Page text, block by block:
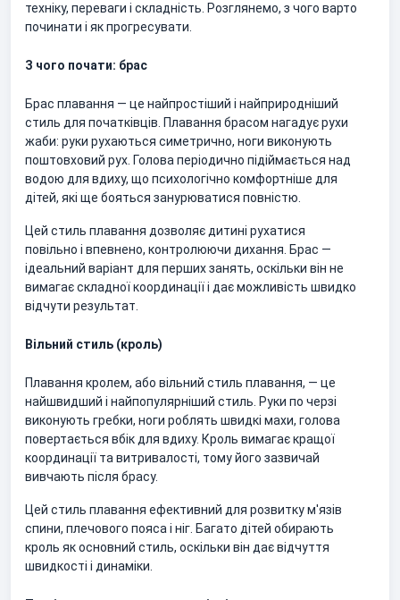
техніку, переваги і складність. Розглянемо, з чого варто
починати і як прогресувати.
З чого почати: брас
Брас плавання — це найпростіший і найприродніший
стиль для початківців. Плавання брасом нагадує рухи
жаби: руки рухаються симетрично, ноги виконують
поштовховий рух. Голова періодично підіймається над
водою для вдиху, що психологічно комфортніше для
дітей, які ще бояться занурюватися повністю.
Цей стиль плавання дозволяє дитині рухатися
повільно і впевнено, контролюючи дихання. Брас —
ідеальний варіант для перших занять, оскільки він не
вимагає складної координації і дає можливість швидко
відчути результат.
Вільний стиль (кроль)
Плавання кролем, або вільний стиль плавання, — це
найшвидший і найпопулярніший стиль. Руки по черзі
виконують гребки, ноги роблять швидкі махи, голова
повертається вбік для вдиху. Кроль вимагає кращої
координації та витривалості, тому його зазвичай
вивчають після брасу.
Цей стиль плавання ефективний для розвитку м'язів
спини, плечового пояса і ніг. Багато дітей обирають
кроль як основний стиль, оскільки він дає відчуття
швидкості і динаміки.